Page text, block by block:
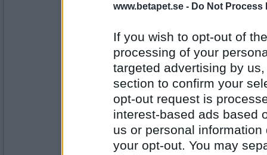
www.betapet.se - Do Not Process
If you wish to opt-out of
processing of your
targeted advertising by
section to confirm your
opt-out request is
interest-based ads based
us or personal
your opt-out. You may
Antal inlägg:
4960
Jag tror att jag ska gifta mig i kyrkan, vad
Skulle aldrig falla mig in
Anväder du tvål?